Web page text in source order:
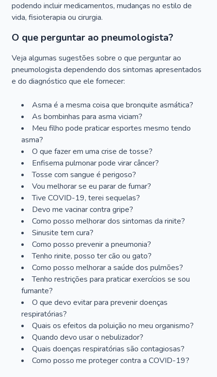
podendo incluir medicamentos, mudanças no estilo de
vida, fisioterapia ou cirurgia.
O que perguntar ao pneumologista?
Veja algumas sugestões sobre o que perguntar ao
pneumologista dependendo dos sintomas apresentados
e do diagnóstico que ele fornecer:
Asma é a mesma coisa que bronquite asmática?
As bombinhas para asma viciam?
Meu filho pode praticar esportes mesmo tendo
asma?
O que fazer em uma crise de tosse?
Enfisema pulmonar pode virar câncer?
Tosse com sangue é perigoso?
Vou melhorar se eu parar de fumar?
Tive COVID-19, terei sequelas?
Devo me vacinar contra gripe?
Como posso melhorar dos sintomas da rinite?
Sinusite tem cura?
Como posso prevenir a pneumonia?
Tenho rinite, posso ter cão ou gato?
Como posso melhorar a saúde dos pulmões?
Tenho restrições para praticar exercícios se sou
fumante?
O que devo evitar para prevenir doenças
respiratórias?
Quais os efeitos da poluição no meu organismo?
Quando devo usar o nebulizador?
Quais doenças respiratórias são contagiosas?
Como posso me proteger contra a COVID-19?